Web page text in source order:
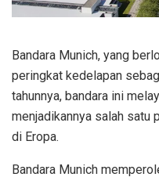
Bandara Munich, yang
peringkat kedelapan
tahunnya, bandara ini
menjadikannya salah satu
di Eropa.
Bandara Munich